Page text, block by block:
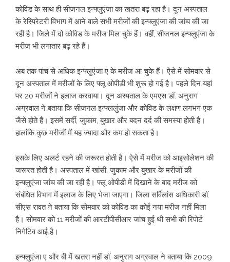
कोविड के साथ ही सीजनल इन्फ्लुएंजा का खतरा बढ़ रहा है। दून अस्पताल
के रेस्पिरेटरी विभाग में आने वाले सभी मरीजों की इन्फ्लुएंजा की जांच की जा
रही है। जिले में दो कोविड के मरीज मिल चुके हैं। वहीं, सीजनल इन्फ्लुएंजा के
मरीज भी लगातार बढ़ रहे हैं।
अब तक पांच से अधिक इन्फ्लुएंजा ए के मरीज आ चुके हैं। ऐसे में सोमवार से
दून अस्पताल में मरीजों के लिए फ्लू ओपीडी भी शुरू हो गई है। पहले दिन यहां
पर 20 मरीजों ने इलाज करवाया। दून अस्पताल के एमएस डॉ. अनुराग
अग्रवाल ने बताया कि सीजनल इन्फ्ललुंजा और कोविड के लक्षण लगभग एक
जैसे होते हैं। इसमें सर्दी, जुकाम, बुखार और बदन दर्द की समस्या होती है।
हालांकि कुछ मरीजों में यह ज्यादा और कम हो सकता है।
इसके लिए अलर्ट रहने की जरूरत होती है। ऐसे में मरीज को आइसोलेशन की
जरूरत होती है। अस्पताल में खांसी, जुकाम और बुखार के मरीजों की
इन्फ्लुएंजा जांच की जा रही है। फ्लू ओपीडी में दिखाने के बाद मरीज को
संबंधित विभाग में इलाज के लिए भेजा जाएगा। जिला सर्विलांस अधिकारी डॉ.
सीएस रावत ने बताया कि सोमवार को कोविड का कोई नया मरीज नहीं मिला
है। सोमवार को 11 मरीजों की आरटीपीसीआर जांच हुई थी सभी की रिपोर्ट
निगेटिव आई है।
इन्फ्लुएंजा ए और बी में खतरा नहीं डॉ. अनुराग अग्रवाल ने बताया कि 2009